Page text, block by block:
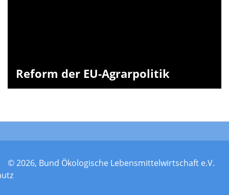
Reform der EU-Agrarpolitik
© 2026, Bund Ökologische Lebensmittelwirtschaft e.V.